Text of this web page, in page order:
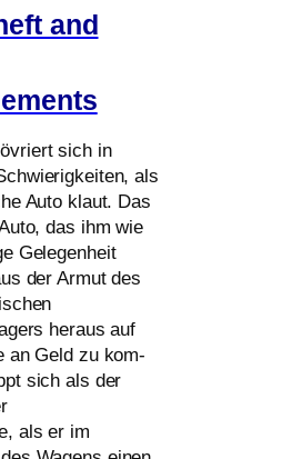
and
sich in
als
Auto klaut. Das
das ihm wie
Gelegenheit
der Armut des
her­aus auf
an Geld zu kom­
sich als der
als er im